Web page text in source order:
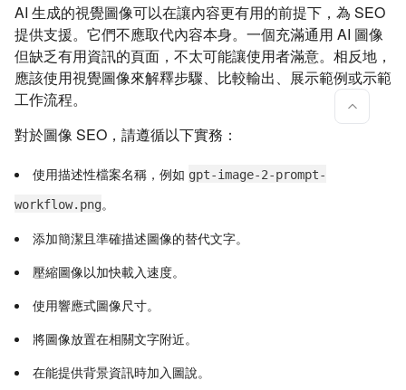
AI 生成的視覺圖像可以在讓內容更有用的前提下，為 SEO
提供支援。它們不應取代內容本身。一個充滿通用 AI 圖像
但缺乏有用資訊的頁面，不太可能讓使用者滿意。相反地，
應該使用視覺圖像來解釋步驟、比較輸出、展示範例或示範
工作流程。
對於圖像 SEO，請遵循以下實務：
使用描述性檔案名稱，例如 gpt-image-2-prompt-
workflow.png。
添加簡潔且準確描述圖像的替代文字。
壓縮圖像以加快載入速度。
使用響應式圖像尺寸。
將圖像放置在相關文字附近。
在能提供背景資訊時加入圖說。